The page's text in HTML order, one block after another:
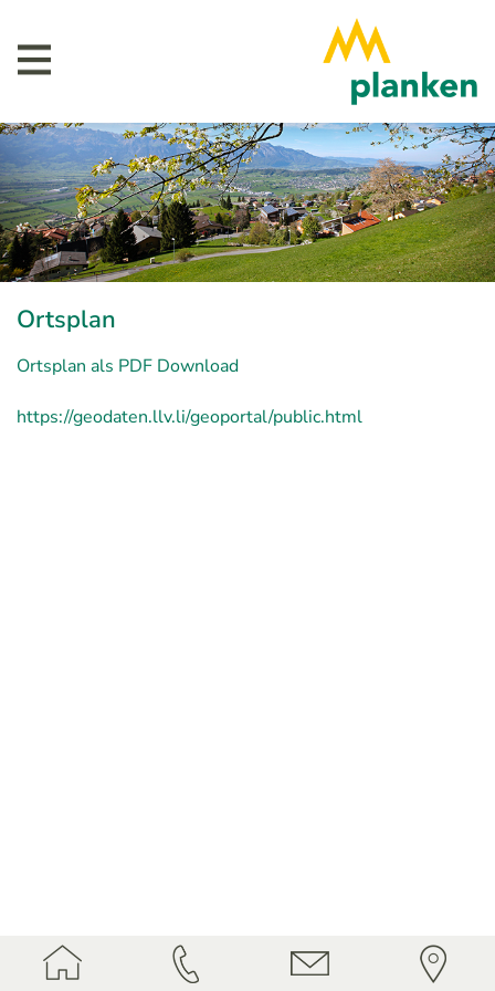
Ortsplan
Ortsplan als PDF Download
https://geodaten.llv.li/geoportal/public.html